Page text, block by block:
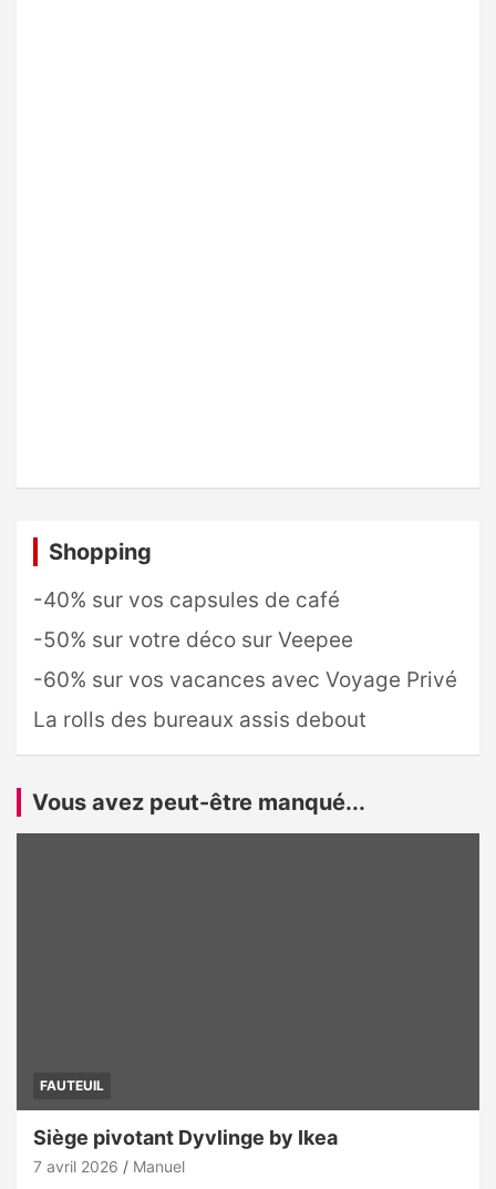
Shopping
-40% sur vos capsules de café
-50% sur votre déco sur Veepee
-60% sur vos vacances avec Voyage Privé
La rolls des bureaux assis debout
Vous avez peut-être manqué...
FAUTEUIL
Siège pivotant Dyvlinge by Ikea
7 avril 2026 Manuel